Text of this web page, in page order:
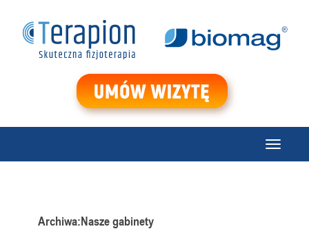
Menu
Archiwa:Nasze gabinety